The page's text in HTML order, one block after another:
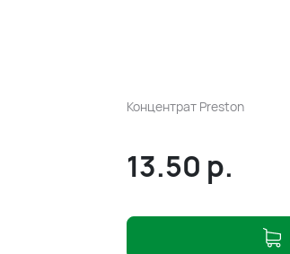
Концентрат Preston
13.50 р.